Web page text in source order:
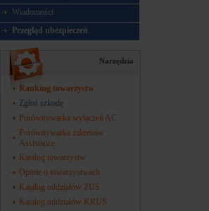
Wiadomości
Przegląd ubezpieczeń
Narzędzia
Ranking towarzystw
Zgłoś szkodę
Porównywarka wyłączeń AC
Porównywarka zakresów
Assistance
Katalog towarzystw
Opinie o towarzystwach
Katalog oddziałów ZUS
Katalog oddziałów KRUS